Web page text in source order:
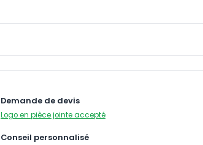
Demande de devis
Logo en pièce jointe accepté
Conseil personnalisé